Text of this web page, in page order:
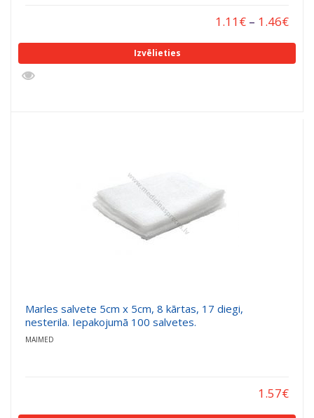
1.11€ – 1.46€
Izvēlieties
Marles salvete 5cm x 5cm, 8 kārtas, 17 diegi,
nesterila. Iepakojumā 100 salvetes.
MAIMED
1.57€